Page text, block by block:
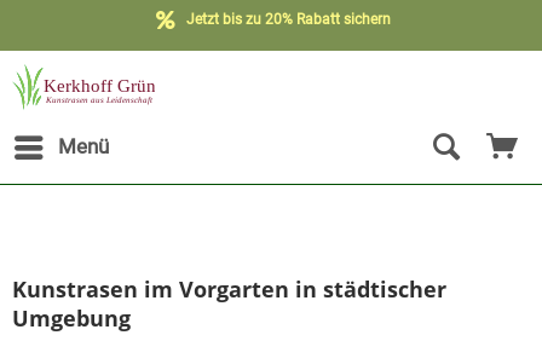
Jetzt bis zu 20% Rabatt sichern
Kostenloser Versand möglich**
Menü
Kunstrasen im Vorgarten in städtischer
Umgebung